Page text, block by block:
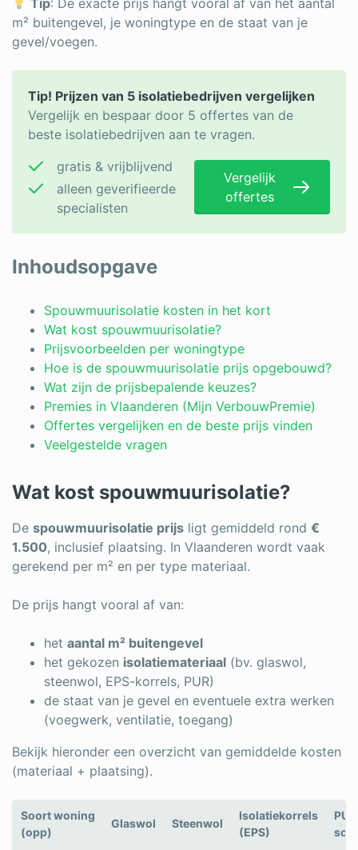
Tip: De exacte prijs hangt vooral af van het aantal
m² buitengevel, je woningtype en de staat van je
gevel/voegen.
Tip! Prijzen van 5 isolatiebedrijven vergelijken
Vergelijk en bespaar door 5 offertes van de
beste isolatiebedrijven aan te vragen.
gratis & vrijblijvend
alleen geverifieerde
specialisten
Vergelijk
offertes
Inhoudsopgave
Spouwmuurisolatie kosten in het kort
Wat kost spouwmuurisolatie?
Prijsvoorbeelden per woningtype
Hoe is de spouwmuurisolatie prijs opgebouwd?
Wat zijn de prijsbepalende keuzes?
Premies in Vlaanderen (Mijn VerbouwPremie)
Offertes vergelijken en de beste prijs vinden
Veelgestelde vragen
Wat kost spouwmuurisolatie?
De spouwmuurisolatie prijs ligt gemiddeld rond €
1.500, inclusief plaatsing. In Vlaanderen wordt vaak
gerekend per m² en per type materiaal.
De prijs hangt vooral af van:
het aantal m² buitengevel
het gekozen isolatiemateriaal (bv. glaswol,
steenwol, EPS-korrels, PUR)
de staat van je gevel en eventuele extra werken
(voegwerk, ventilatie, toegang)
Bekijk hieronder een overzicht van gemiddelde kosten
(materiaal + plaatsing).
Soort woning
(opp)
Glaswol Steenwol
Isolatiekorrels
(EPS)
PUR